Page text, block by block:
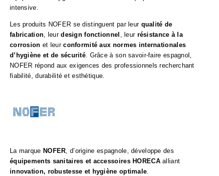
intensive.
Les produits NOFER se distinguent par leur qualité de
fabrication, leurdesign fonctionnel , leur résistance à la
corrosion et leurconformité aux normes internationales
d’hygiène et de sécurité. Grâce à son savoir-faire espagnol,
NOFER répond aux exigences des professionnels recherchant
fiabilité, durabilité et esthétique.
La marque NOFER, d’origine espagnole, développe des
équipements sanitaires et accessoires HORECAalliant
innovation, robustesse et hygiène optimale.